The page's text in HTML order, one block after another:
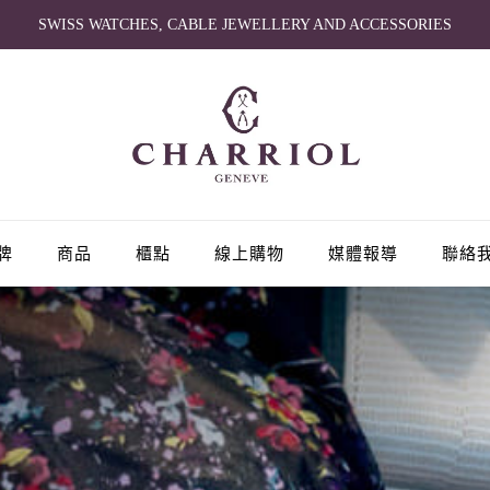
SWISS WATCHES, CABLE JEWELLERY AND ACCESSORIES
商品 櫃點 線上購物 媒體報導 聯絡